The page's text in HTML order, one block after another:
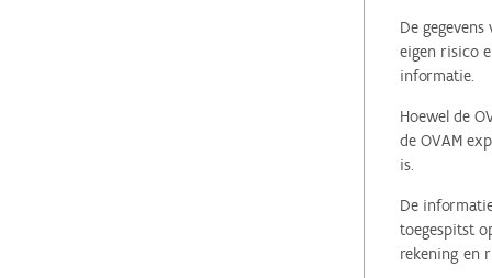
De
eigen risico
informatie.
Hoewel de
de OVAM
is.
De
toegespitst
rekening en